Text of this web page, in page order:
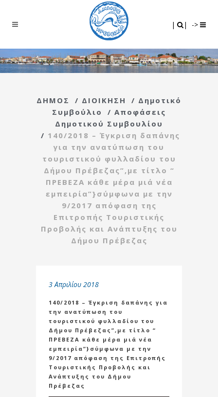
| | ->
ΔΗΜΟΣ / ΔΙΟΙΚΗΣΗ / Δημοτικό
Συμβούλιο
/ Αποφάσεις
Δημοτικού Συμβουλίου
/ 140/2018 – Έγκριση δαπάνης
για την ανατύπωση του
τουριστικού φυλλαδίου του
Δήμου Πρέβεζας”,με τίτλο “
ΠΡΕΒΕΖΑ κάθε μέρα μιά νέα
εμπειρία”}σύμφωνα με την
9/2017 απόφαση της
Επιτροπής Τουριστικής
Προβολής και Ανάπτυξης του
Δήμου Πρέβεζας
3 Απριλίου 2018
140/2018 – Έγκριση δαπάνης για
την ανατύπωση του
τουριστικού φυλλαδίου του
Δήμου Πρέβεζας”,με τίτλο “
ΠΡΕΒΕΖΑ κάθε μέρα μιά νέα
εμπειρία”}σύμφωνα με την
9/2017 απόφαση της Επιτροπής
Τουριστικής Προβολής και
Ανάπτυξης του Δήμου
Πρέβεζας